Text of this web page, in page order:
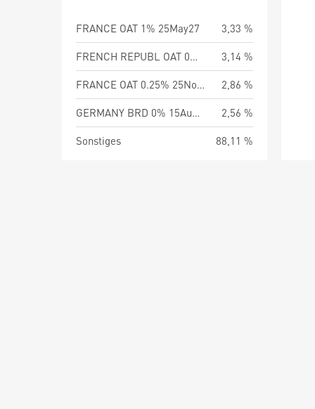
FRANCE OAT 1% 25May27
3,33 %
FRENCH REPUBL OAT 0% 25Feb27
3,14 %
FRANCE OAT 0.25% 25Nov26
2,86 %
GERMANY BRD 0% 15Aug26
2,56 %
Sonstiges
88,11 %